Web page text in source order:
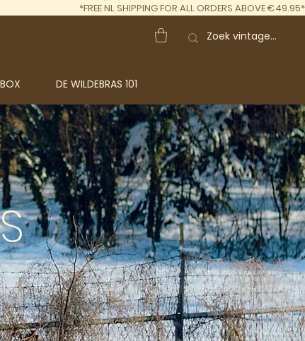
DE WILDEBRAS 101
*FREE NL SHIPPING FOR ALL ORDERS ABOVE €49.95*